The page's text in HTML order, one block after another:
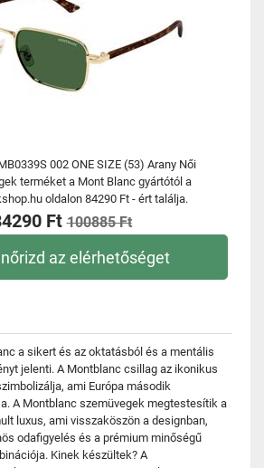
002 ONE SIZE (53) Arany Női
terméket a Mont Blanc gyártótól a
oldalon 84290 Ft - ért találja.
Ft100885 Ft
az elérhetőséget
a sikert és az oktatásból és a mentális
jelenti. A Montblanc csillag az ikonikus
ami Európa második
A Montblanc szemüvegek megtestesítik a
luxus, ami visszaköszön a designban,
odafigyelés és a prémium minőségű
Kinek készültek? A